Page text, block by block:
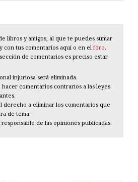
libros y amigos, al que te puedes sumar
con tus comentarios aquí o en el foro.
de comentarios es preciso estar
injuriosa será eliminada.
comentarios contrarios a las leyes
derecho a eliminar los comentarios que
de tema.
de las opiniones publicadas.